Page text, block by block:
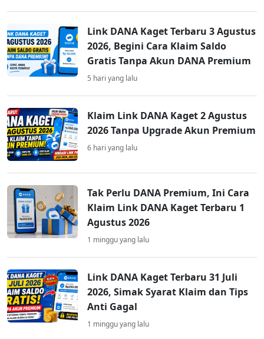
Link DANA Kaget Terbaru 3 Agustus
2026, Begini Cara Klaim Saldo
Gratis Tanpa Akun DANA Premium
5 hari yang lalu
Klaim Link DANA Kaget 2 Agustus
2026 Tanpa Upgrade Akun Premium
6 hari yang lalu
Tak Perlu DANA Premium, Ini Cara
Klaim Link DANA Kaget Terbaru 1
Agustus 2026
1 minggu yang lalu
Link DANA Kaget Terbaru 31 Juli
2026, Simak Syarat Klaim dan Tips
Anti Gagal
1 minggu yang lalu